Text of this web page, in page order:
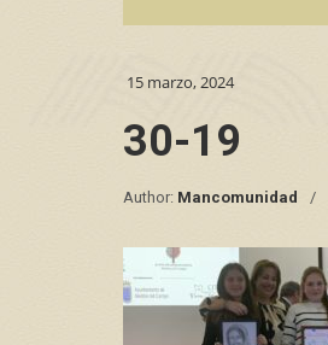
15 marzo, 2024
30-19
Author: Mancomunidad